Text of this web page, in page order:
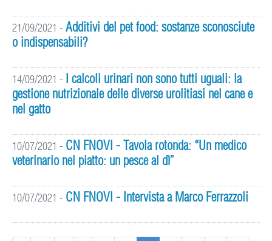
21/09/2021 -Additivi del pet food: sostanze sconosciute
o indispensabili?
14/09/2021 - I calcoli urinari non sono tutti uguali: la
gestione nutrizionale delle diverse urolitiasi nel cane e
nel gatto
10/07/2021 - CN FNOVI - Tavola rotonda: “Un medico
veterinario nel piatto: un pesce al dì”
10/07/2021 - CN FNOVI - Intervista a Marco Ferrazzoli